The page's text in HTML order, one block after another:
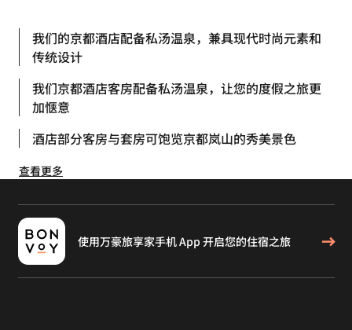
我们的京都酒店配备私汤温泉，兼具现代时尚元素和
传统设计
我们京都酒店客房配备私汤温泉，让您的度假之旅更
加惬意
酒店部分客房与套房可饱览京都岚山的秀美景色
查看更多
使用万豪旅享家手机 App 开启您的住宿之旅